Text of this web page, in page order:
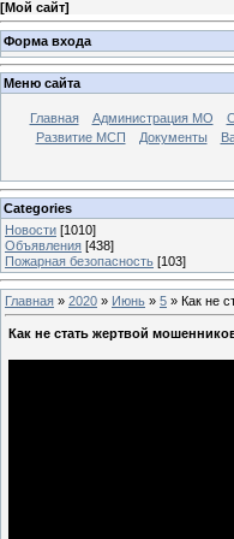
[Мой сайт]
Форма входа
Меню сайта
Главная Администрация МО
Развитие МСП
Документы
Categories
Новости [1010]
Объявления [438]
Пожарная безопасность [103]
Главная » 2020 » Июнь » 5 » Как не
Как не стать жертвой